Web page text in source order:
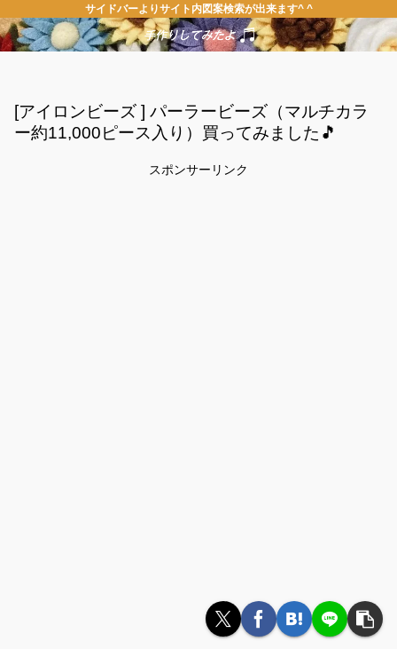
サイドバーよりサイト内図案検索が出来ます^ ^
[アイロンビーズ ] パーラービーズ（マルチカラ
ー約11,000ピース入り）買ってみました🎵
スポンサーリンク